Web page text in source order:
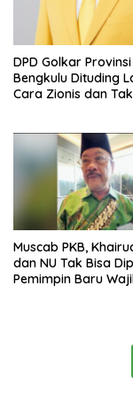
DPD Golkar Provinsi
Bengkulu Dituding
Cara Zionis dan Tak
Muscab PKB,
dan NU Tak Bisa
Pemimpin Baru